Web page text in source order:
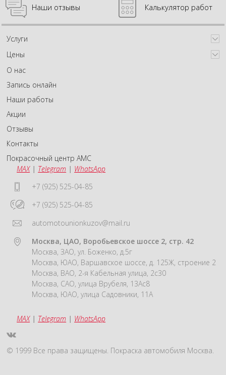
Наши отзывы Калькулятор работ
Услуги
Цены
О нас
Запись онлайн
Наши работы
Акции
Отзывы
Контакты
Покрасочный центр АМС
MAX| Telegram | WhatsApp
+7 (925) 525-04-85
+7 (925) 525-04-85
automotounionkuzov@mail.ru
Москва, ЦАО, Воробьевское шоссе 2, стр. 42
Москва, ЗАО, ул. Боженко, д.5г
Москва, ЮАО, Варшавское шоссе, д. 125Ж, строение 2
Москва, ВАО, 2-я Кабельная улица, 2с30
Москва, САО, улица Врубеля, 13Ас8
Москва, ЮАО, улица Садовники, 11А
MAX| Telegram | WhatsApp
© 1999 Все права защищены. Покраска автомобиля Москва.